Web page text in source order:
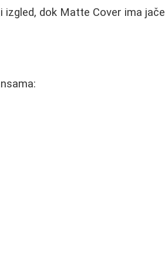
dok Matte Cover ima jače